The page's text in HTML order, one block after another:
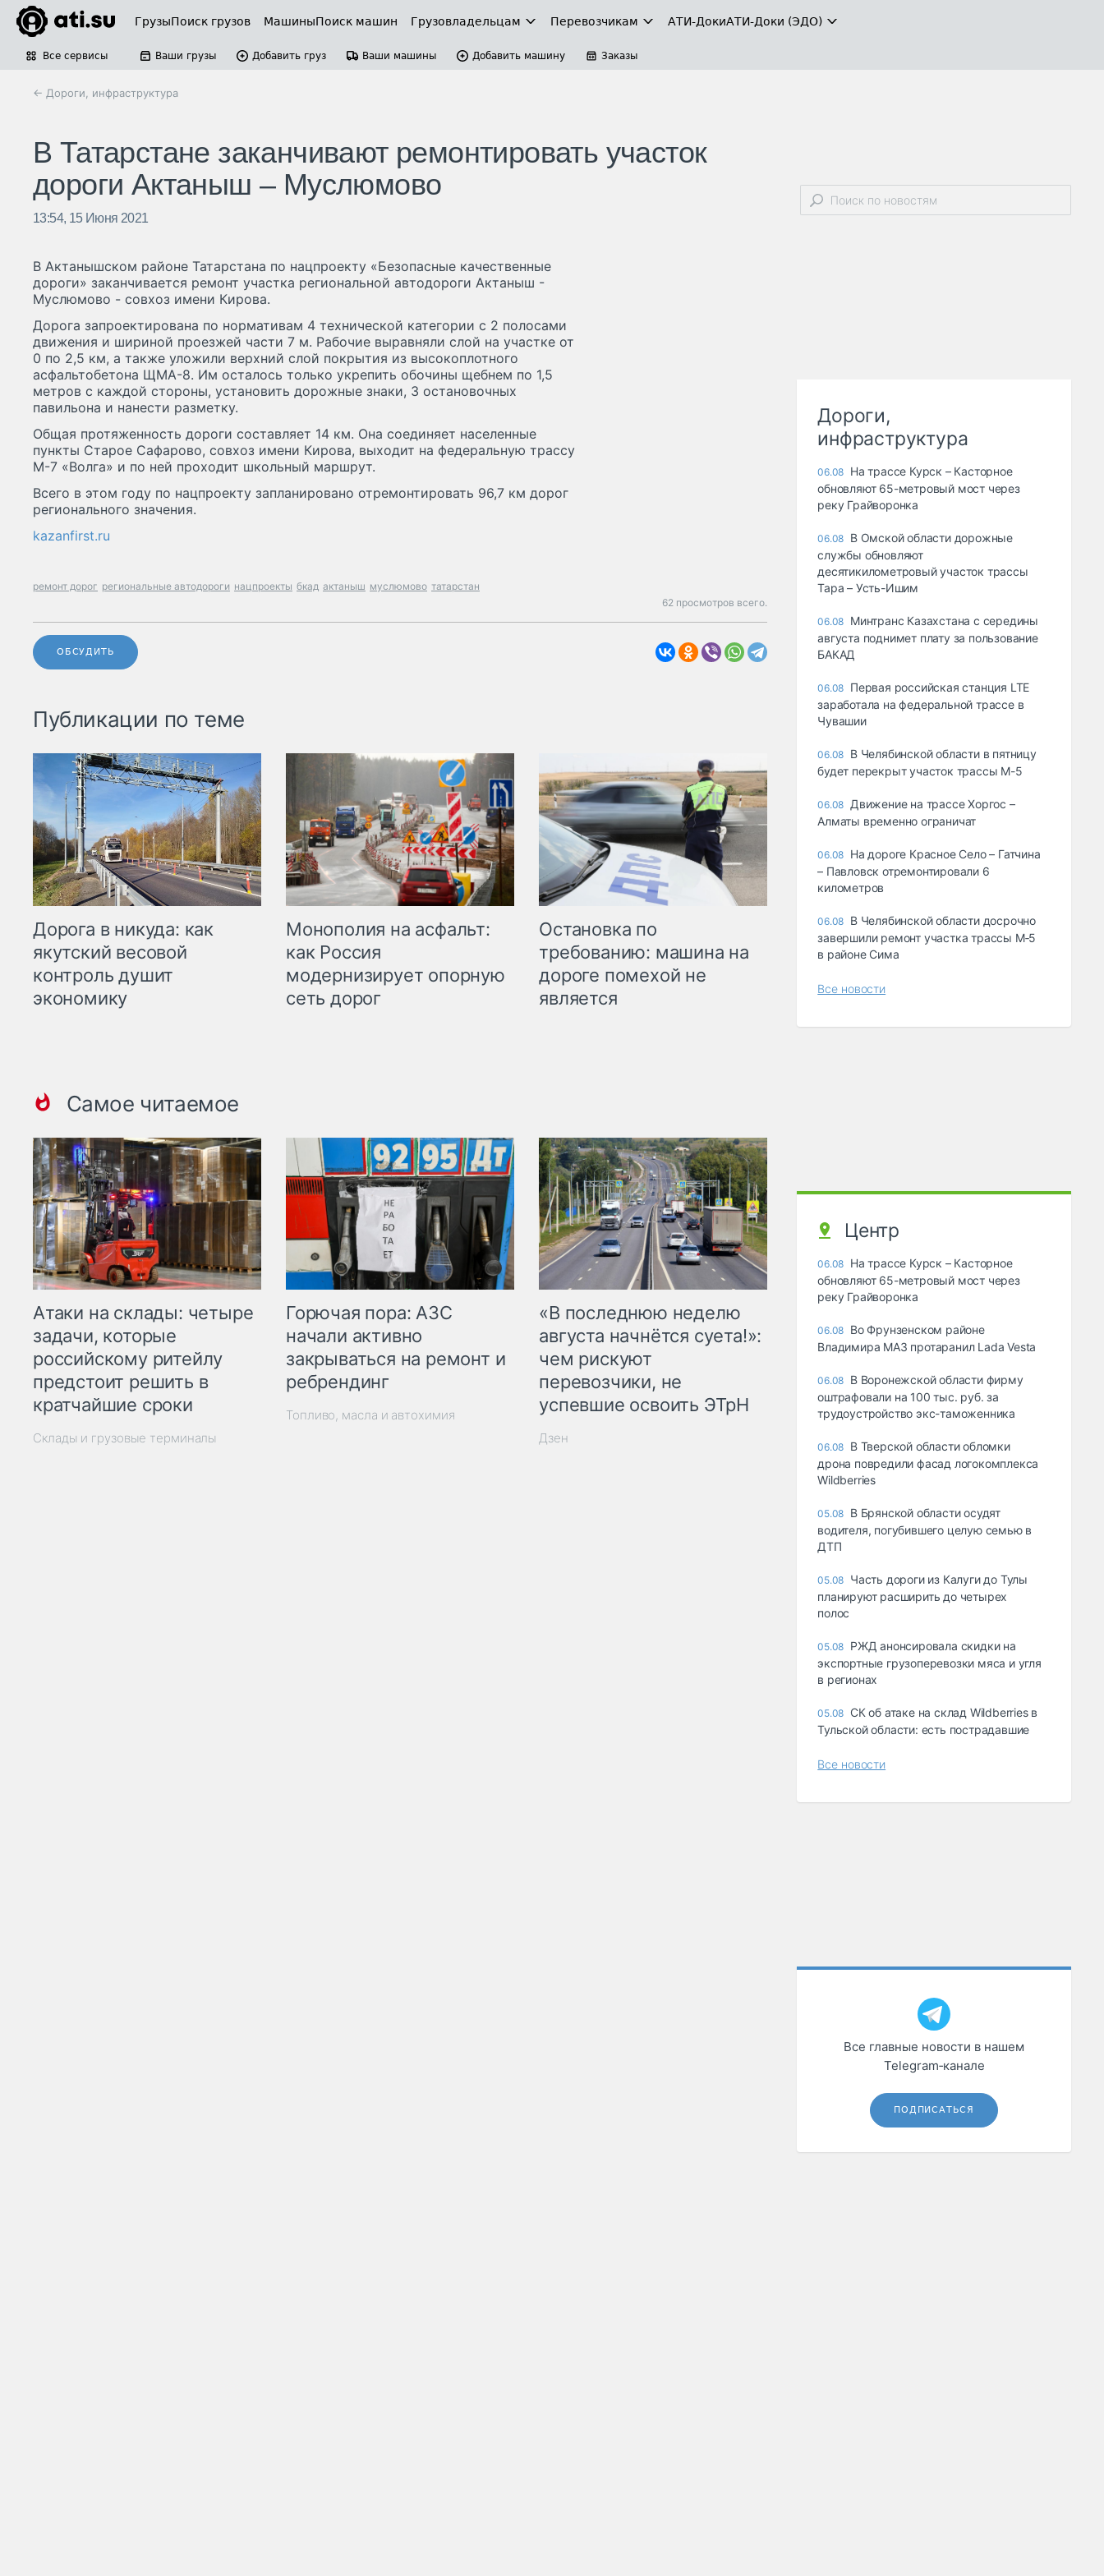
ГрузыПоиск грузов МашиныПоиск машин Грузовладельцам Перевозчикам АТИ-ДокиАТИ-Доки (ЭДО)
Все сервисы Ваши грузы Добавить груз Ваши машины Добавить машину Заказы
← Дороги, инфраструктура
В Татарстане заканчивают ремонтировать участок
дороги Актаныш – Муслюмово
13:54, 15 Июня 2021
В Актанышском районе Татарстана по нацпроекту «Безопасные качественные
дороги» заканчивается ремонт участка региональной автодороги Актаныш -
Муслюмово - совхоз имени Кирова.
Дорога запроектирована по нормативам 4 технической категории с 2 полосами
движения и шириной проезжей части 7 м. Рабочие выравняли слой на участке от
0 по 2,5 км, а также уложили верхний слой покрытия из высокоплотного
асфальтобетона ЩМА-8. Им осталось только укрепить обочины щебнем по 1,5
метров с каждой стороны, установить дорожные знаки, 3 остановочных
павильона и нанести разметку.
Общая протяженность дороги составляет 14 км. Она соединяет населенные
пункты Старое Сафарово, совхоз имени Кирова, выходит на федеральную трассу
М-7 «Волга» и по ней проходит школьный маршрут.
Всего в этом году по нацпроекту запланировано отремонтировать 96,7 км дорог
регионального значения.
kazanfirst.ru
ремонт дорог региональные автодороги нацпроекты бкад актаныш муслюмово татарстан
62 просмотров всего.
ОБСУДИТЬ
Публикации по теме
Дорога в никуда: как
якутский весовой
контроль душит
экономику
Монополия на асфальт:
как Россия
модернизирует опорную
сеть дорог
Остановка по
требованию: машина на
дороге помехой не
является
Самое читаемое
Атаки на склады: четыре
задачи, которые
российскому ритейлу
предстоит решить в
кратчайшие сроки
Склады и грузовые терминалы
Горючая пора: АЗС
начали активно
закрываться на ремонт и
ребрендинг
Топливо, масла и автохимия
«В последнюю неделю
августа начнётся суета!»:
чем рискуют
перевозчики, не
успевшие освоить ЭТрН
Дзен
Дороги,
инфраструктура
06.08 На трассе Курск – Касторное
обновляют 65-метровый мост через
реку Грайворонка
06.08 В Омской области дорожные
службы обновляют
десятикилометровый участок трассы
Тара – Усть-Ишим
06.08 Минтранс Казахстана с середины
августа поднимет плату за пользование
БАКАД
06.08 Первая российская станция LTE
заработала на федеральной трассе в
Чувашии
06.08 В Челябинской области в пятницу
будет перекрыт участок трассы М-5
06.08 Движение на трассе Хоргос –
Алматы временно ограничат
06.08 На дороге Красное Село – Гатчина
– Павловск отремонтировали 6
километров
06.08 В Челябинской области досрочно
завершили ремонт участка трассы М‑5
в районе Сима
Все новости
Центр
06.08 На трассе Курск – Касторное
обновляют 65-метровый мост через
реку Грайворонка
06.08 Во Фрунзенском районе
Владимира МАЗ протаранил Lada Vesta
06.08 В Воронежской области фирму
оштрафовали на 100 тыс. руб. за
трудоустройство экс-таможенника
06.08 В Тверской области обломки
дрона повредили фасад логокомплекса
Wildberries
05.08 В Брянской области осудят
водителя, погубившего целую семью в
ДТП
05.08 Часть дороги из Калуги до Тулы
планируют расширить до четырех
полос
05.08 РЖД анонсировала скидки на
экспортные грузоперевозки мяса и угля
в регионах
05.08 СК об атаке на склад Wildberries в
Тульской области: есть пострадавшие
Все новости
Все главные новости в нашем
Telegram‑канале
ПОДПИСАТЬСЯ